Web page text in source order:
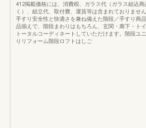
412掲載価格には、消費税、ガラス代（ガラス組込商
く）、組立代、取付費、運賃等は含まれておりませ
手すり安全性と快適さを兼ね備えた階段／手すり商
品揃えで、階段まわりはもちろん、玄関・廊下・トイ
トータルコーディネートしていただけます。階段ユ
りリフォーム階段ロフトはしご